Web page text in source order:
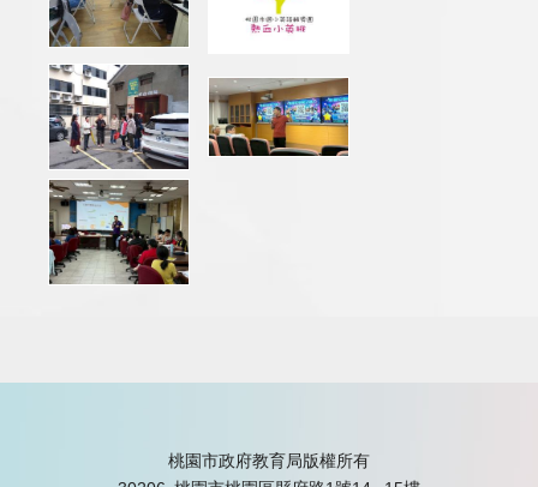
桃園市政府教育局版權所有